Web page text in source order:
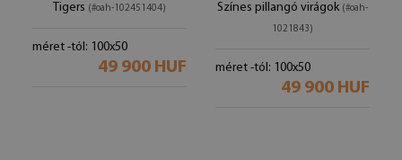
Tigers (#oah-102451404)
méret -tól: 100x50
49 900 HUF
Színes pillangó virágok (#oah-
1021843)
méret -tól: 100x50
49 900 HUF